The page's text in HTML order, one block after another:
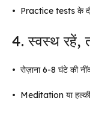
• Practice tests के
4. स्वस्थ रहें,
• रोज़ाना 6-8 घंटे की
• Meditation या